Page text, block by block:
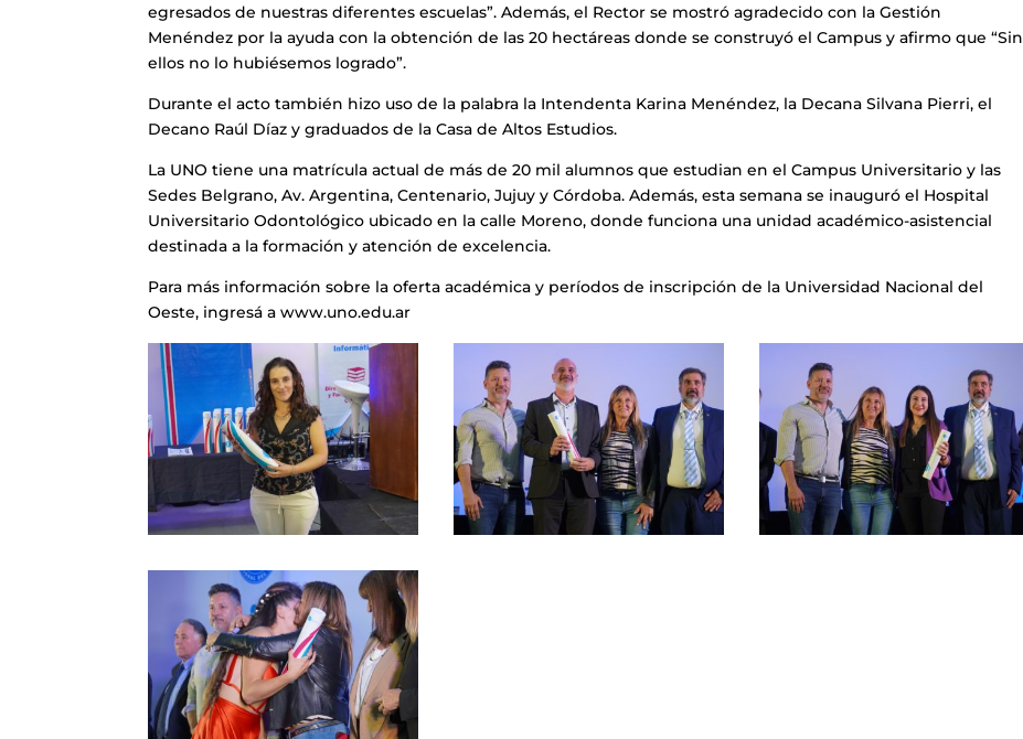
egresados de nuestras diferentes escuelas”. Además, el Rector se mostró agradecido con la Gestión
Menéndez por la ayuda con la obtención de las 20 hectáreas donde se construyó el Campus y afirmo que “Sin
ellos no lo hubiésemos logrado”.
Durante el acto también hizo uso de la palabra la Intendenta Karina Menéndez, la Decana Silvana Pierri, el
Decano Raúl Díaz y graduados de la Casa de Altos Estudios.
La UNO tiene una matrícula actual de más de 20 mil alumnos que estudian en el Campus Universitario y las
Sedes Belgrano, Av. Argentina, Centenario, Jujuy y Córdoba. Además, esta semana se inauguró el Hospital
Universitario Odontológico ubicado en la calle Moreno, donde funciona una unidad académico-asistencial
destinada a la formación y atención de excelencia.
Para más información sobre la oferta académica y períodos de inscripción de la Universidad Nacional del
Oeste, ingresá a www.uno.edu.ar